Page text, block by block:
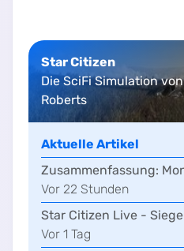
Star Citizen
Die SciFi Simulation
Roberts
Aktuelle Artikel
Zusammenfassung:
Vor 22 Stunden
Star Citizen Live -
Vor 1 Tag